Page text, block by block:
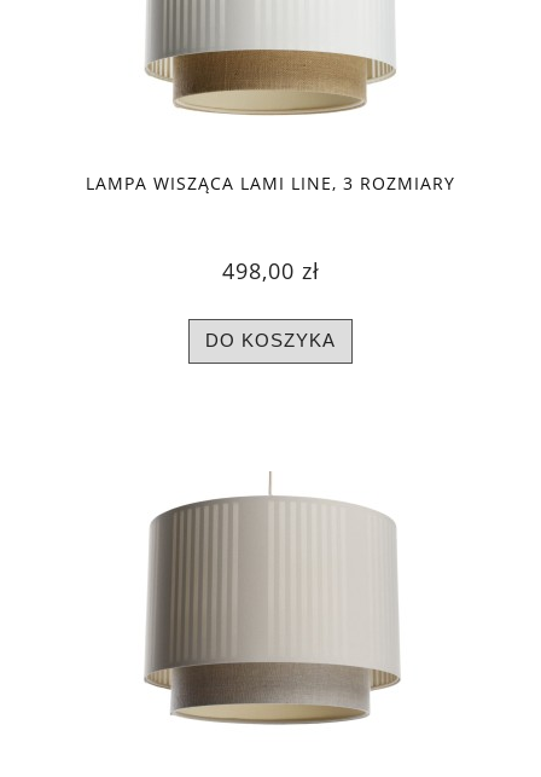
LAMPA WISZĄCA LAMI LINE, 3 ROZMIARY
498,00 zł
DO KOSZYKA